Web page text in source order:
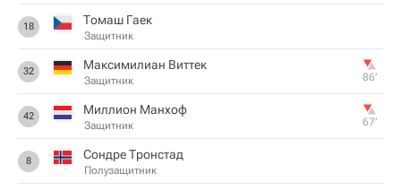
18 Томаш Гаек
Защитник
32 Максимилиан Виттек
Защитник 86‎’‎
42 Миллион Манхоф
Защитник 67‎’‎
8 Сондре Тронстад
Полузащитник